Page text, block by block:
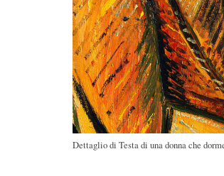
Dettaglio di Testa di una donna che